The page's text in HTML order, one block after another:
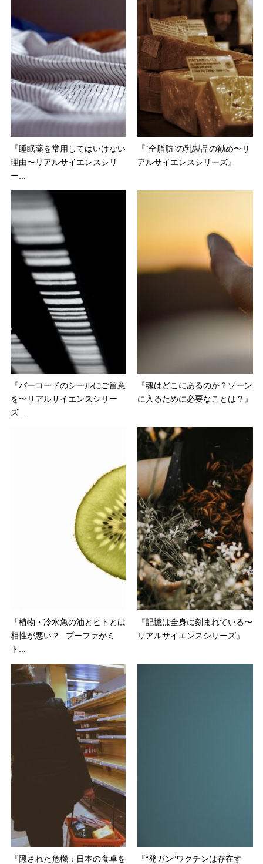
『睡眠薬を常用してはいけない
理由〜リアルサイエンスシリ
ー...
『“全脂肪”の乳製品の勧め〜リ
アルサイエンスシリーズ』
『バーコードのシールにご留意
を〜リアルサイエンスシリー
ズ...
『魂はどこにあるのか？ゾーン
に入るために必要なことは？』
「植物・冷水魚の油とヒトとは
相性が悪い？─プーファがミ
ト...
『記憶は全身に刻まれている〜
リアルサイエンスシリーズ』
『隠された危機：日本の食卓を
『“発ガン”ワクチンは存在す